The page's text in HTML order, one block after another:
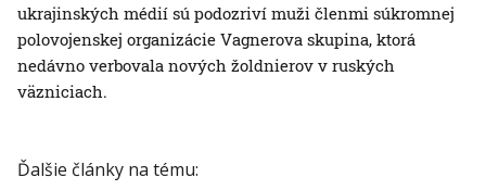
ukrajinských médií sú podozriví muži členmi súkromnej
polovojenskej organizácie Vagnerova skupina, ktorá
nedávno verbovala nových žoldnierov v ruských
väzniciach.
Ďalšie články na tému: